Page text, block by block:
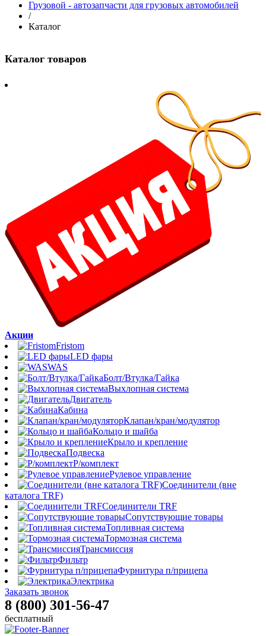
Грузовой - автозапчасти для грузовых автомобилей
/
Каталог
Каталог товаров
Акции
Fristom
LED фары
WAS
Болт/Втулка/Гайка
Выхлопная система
Двигатель
Кабина
Клапан/кран/модулятор
Кольцо и шайба
Крыло и крепление
Подвеска
Р/комплект
Рулевое управление
Соединители (вне
каталога TRF)
Соединители TRF
Сопутствующие товары
Топливная система
Тормозная система
Трансмиссия
Фильтр
Фурнитура п/прицепа
Электрика
Заказать звонок
8 (800) 301-56-47
бесплатный